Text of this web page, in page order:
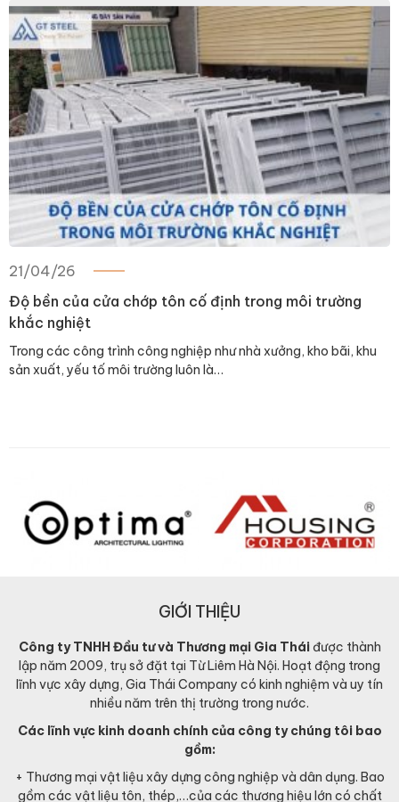
21/04/26
Độ bền của cửa chớp tôn cố định trong môi trường
khắc nghiệt
Trong các công trình công nghiệp như nhà xưởng, kho bãi, khu
sản xuất, yếu tố môi trường luôn là…
GIỚI THIỆU
Công ty TNHH Đầu tư và Thương mại Gia Tháiđược thành
lập năm 2009, trụ sở đặt tại Từ Liêm Hà Nội. Hoạt động trong
lĩnh vực xây dựng, Gia Thái Company có kinh nghiệm và uy tín
nhiều năm trên thị trường trong nước.
Các lĩnh vực kinh doanh chính của công ty chúng tôi bao
gồm:
+ Thương mại vật liệu xây dựng công nghiệp và dân dụng. Bao
gồm các vật liệu tôn, thép,…của các thương hiệu lớn có chất